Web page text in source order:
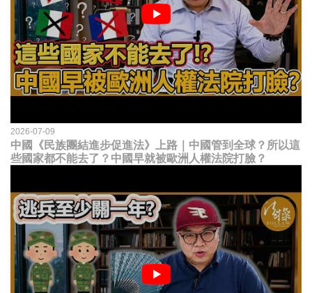
2026-07-09
中國《民族團結進步促進法》上路｜中國管到全球？所以這
些國家都不能去了？中國早就被歐洲人權法院打臉？